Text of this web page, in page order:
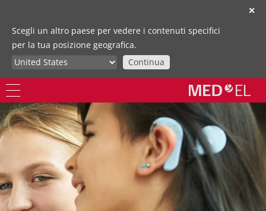
✕
Scegli un altro paese per vedere i contenuti specifici
per la tua posizione geografica.
Continua